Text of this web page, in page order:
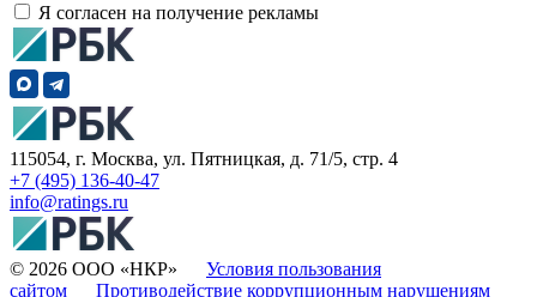
Я согласен на получение рекламы
115054, г. Москва, ул. Пятницкая, д. 71/5, стр. 4
+7 (495) 136-40-47
info@ratings.ru
© 2026 ООО «НКР» Условия пользования
сайтом
Противодействие коррупционным нарушениям